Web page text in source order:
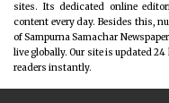
sites. Its dedicated online
content every day. Besides this,
of Sampurna Samachar
live globally. Our site is updated
readers instantly.